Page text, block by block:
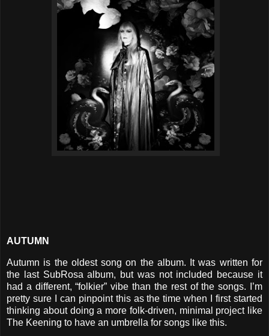
AUTUMN
Autumn is the oldest song on the album. It was written for
the last SubRosa album, but was not included because it
had a different, “folkier” vibe than the rest of the songs. I’m
pretty sure I can pinpoint this as the time when I first started
thinking about doing a more folk-driven, minimal project like
The Keening to have an umbrella for songs like this.